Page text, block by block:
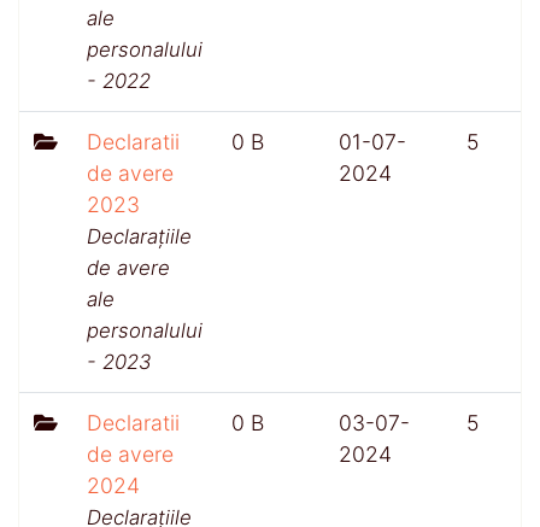
ale
personalului
- 2022
Declaratii
de avere
2023
Declarațiile
de avere
ale
personalului
- 2023
0 B
01-07-
2024
5
Declaratii
de avere
2024
Declarațiile
0 B
03-07-
2024
5